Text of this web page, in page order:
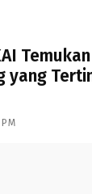
Temukan
yang